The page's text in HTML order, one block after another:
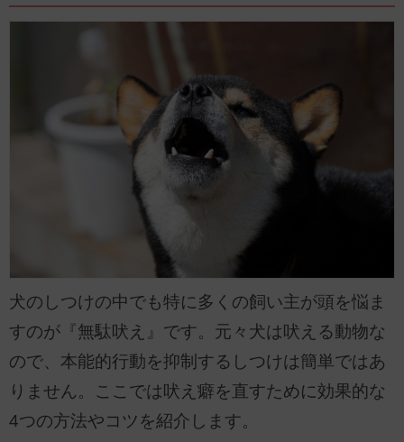
犬のしつけの中でも特に多くの飼い主が頭を悩ま
すのが『無駄吠え』です。元々犬は吠える動物な
ので、本能的行動を抑制するしつけは簡単ではあ
りません。ここでは吠え癖を直すために効果的な
4つの方法やコツを紹介します。